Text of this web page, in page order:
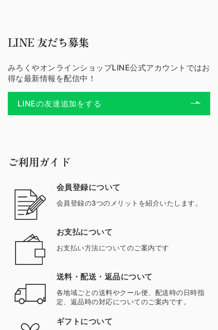
LINE 友だち募集
みろくやオンラインショップLINE公式アカウントではお
得な最新情報を配信中！
LINEの友達追加をする
ご利用ガイド
会員登録について
会員登録の3つのメリットを紹介いたします。
お支払について
お支払い方法についてのご案内です
送料・配送・返品について
各地域ごとの送料やクール便、配送時の日時指
定、返品時の対応についてのご案内です。
ギフトについて